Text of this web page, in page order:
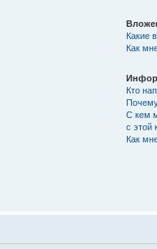
Какие
Как
Кто
С кем
с этой
Как